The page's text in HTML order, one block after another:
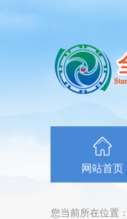
网站首页
您当前所在位置：